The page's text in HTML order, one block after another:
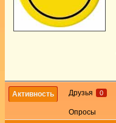
Активность Друзья 0
Опросы